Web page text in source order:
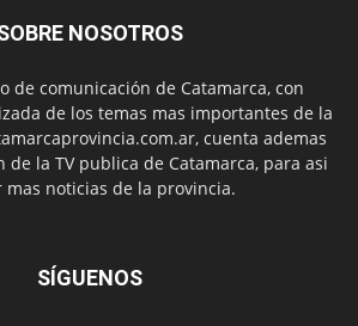
NOSOTROS
de comunicación de Catamarca, con
de los temas mas importantes de la
cuenta ademas
la TV publica de Catamarca, para asi
mas noticias de la provincia.
SÍGUENOS